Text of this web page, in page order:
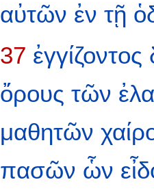
αὐτῶν ἐν τῇ
37 ἐγγίζοντος
ὄρους τῶν
μαθητῶν
πασῶν ὧν